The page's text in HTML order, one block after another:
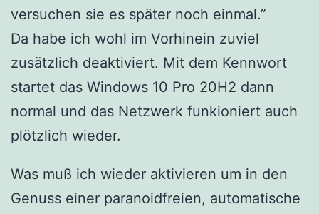
versuchen sie es später noch einmal.”
Da habe ich wohl im Vorhinein zuviel
zusätzlich deaktiviert. Mit dem Kennwort
startet das Windows 10 Pro 20H2 dann
normal und das Netzwerk funkioniert auch
plötzlich wieder.
Was muß ich wieder aktivieren um in den
Genuss einer paranoidfreien, automatische